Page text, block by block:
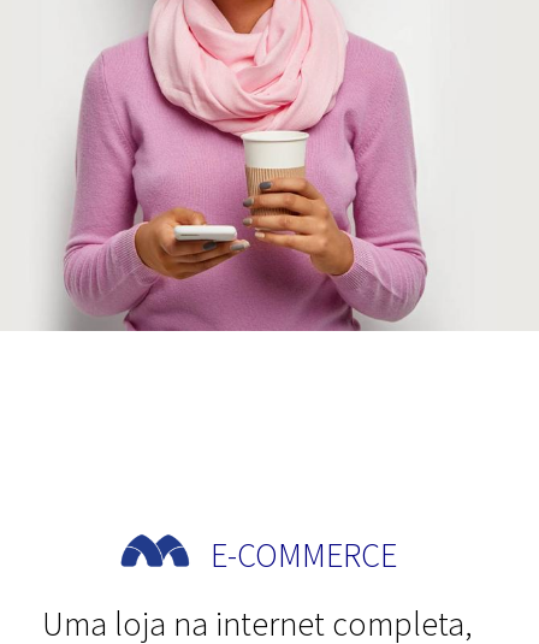
E-COMMERCE
Uma loja na internet completa,